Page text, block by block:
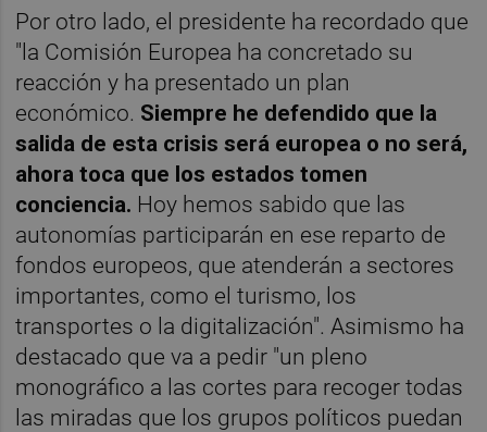
Por otro lado, el presidente ha recordado que
"la Comisión Europea ha concretado su
reacción y ha presentado un plan
económico. Siempre he defendido que la
salida de esta crisis será europea o no será,
ahora toca que los estados tomen
conciencia. Hoy hemos sabido que las
autonomías participarán en ese reparto de
fondos europeos, que atenderán a sectores
importantes, como el turismo, los
transportes o la digitalización". Asimismo ha
destacado que va a pedir "un pleno
monográfico a las cortes para recoger todas
las miradas que los grupos políticos puedan